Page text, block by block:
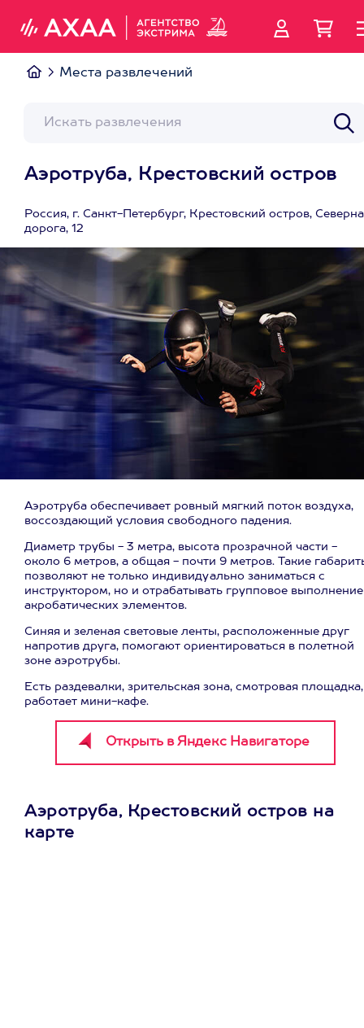
Места развлечений
Аэротруба, Крестовский остров
Россия, г. Санкт-Петербург, Крестовский остров,
дорога, 12
Аэротруба обеспечивает ровный мягкий поток воздуха,
воссоздающий условия свободного падения.
Диаметр трубы - 3 метра, высота прозрачной части -
около 6 метров, а общая - почти 9 метров. Такие
позволяют не только индивидуально заниматься с
инструктором, но и отрабатывать групповое выполнение
акробатических элементов.
Синяя и зеленая световые ленты, расположенные друг
напротив друга, помогают ориентироваться в полетной
зоне аэротрубы.
Есть раздевалки, зрительская зона, смотровая площадка,
работает мини-кафе.
Аэротруба, Крестовский остров на
карте